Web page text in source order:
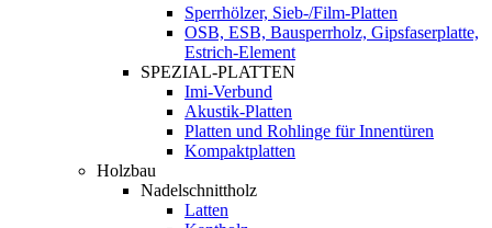
Sperrhölzer, Sieb-/Film-Platten
OSB, ESB, Bausperrholz, Gipsfaserplatte,
Estrich-Element
SPEZIAL-PLATTEN
Imi-Verbund
Akustik-Platten
Platten und Rohlinge für Innentüren
Kompaktplatten
Holzbau
Nadelschnittholz
Latten